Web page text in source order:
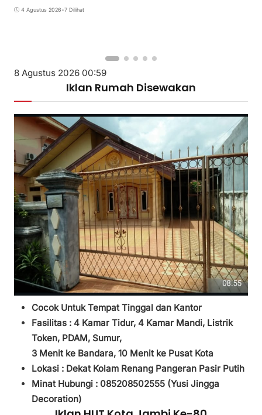
4 Agustus 2026•7 Dilihat
8 Agustus 2026 00:59
Iklan Rumah Disewakan
Cocok Untuk Tempat Tinggal dan Kantor
Fasilitas : 4 Kamar Tidur, 4 Kamar Mandi, Listrik
Token, PDAM, Sumur,
3 Menit ke Bandara, 10 Menit ke Pusat Kota
Lokasi : Dekat Kolam Renang Pangeran Pasir Putih
Minat Hubungi : 085208502555 (Yusi Jingga
Decoration)